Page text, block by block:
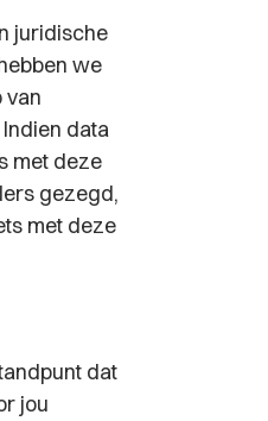
juridische
we
van
data
met deze
gezegd,
met deze
dat
jou